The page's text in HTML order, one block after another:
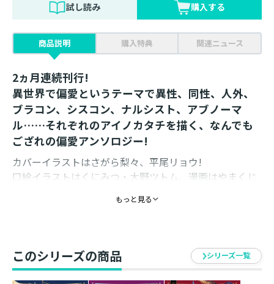
試し読み 購入する
商品説明 購入特典 関連ニュース
2ヵ月連続刊行!
異世界で偏愛というテーマで異性、同性、人外、
ブラコン、シスコン、ナルシスト、アブノーマ
ル……それぞれのアイノカタチを描く、なんでも
ござれの偏愛アンソロジー!
カバーイラストはさがら梨々、平尾リョウ!
口絵イラストはくにみつ・大野ツトム、漫画はやまくじ
こ・丸井シロ・和久ゆみ・ピアイ才・葉星ヒトミ・
もっと見る
このシリーズの商品 シリーズ一覧